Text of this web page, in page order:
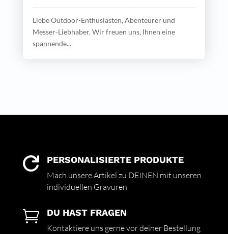
Liebe Outdoor-Enthusiasten, Abenteurer und
Messer-Liebhaber, Wir freuen uns, Ihnen eine
spannende...
 PERSONALISIERTE PRODUKTE
Mach unsere Artikel zu DEINEN mit unseren
individuellen Gravuren
 DU HAST FRAGEN
Kontaktiere uns gerne vor deiner Bestellung